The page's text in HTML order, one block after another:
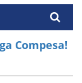
Compesa!